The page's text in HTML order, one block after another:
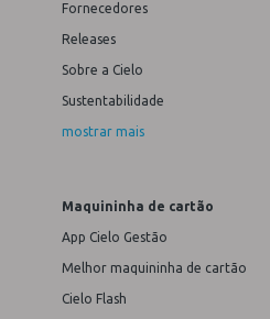
Fornecedores
Releases
Sobre a Cielo
Sustentabilidade
mostrar mais
Maquininha de cartão
App Cielo Gestão
Melhor maquininha de cartão
Cielo Flash